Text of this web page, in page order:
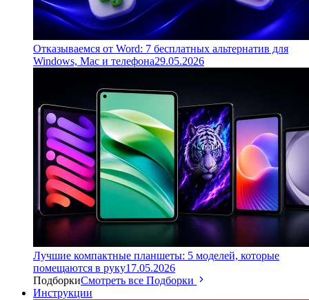
Отказываемся от Word: 7 бесплатных альтернатив для
Windows, Mac и телефона29.05.2026
Лучшие компактные планшеты: 5 моделей, которые
помещаются в руку17.05.2026
ПодборкиСмотреть все Подборки
Инструкции